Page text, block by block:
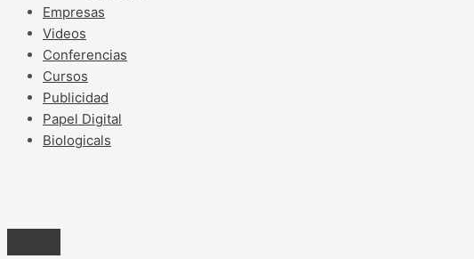
Empresas
Videos
Conferencias
Cursos
Publicidad
Papel Digital
Biologicals